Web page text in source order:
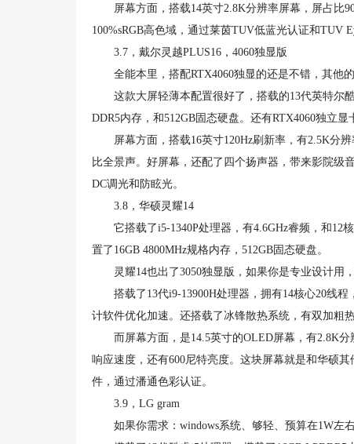
屏幕方面，搭载14英寸2.8K分辨率屏幕，屏占比
100%sRGB高色域，通过莱茵TUV低蓝光认证和TUV
3.7，戴尔灵越PLUS16，4060独显版
全能本里，搭配RTX4060独显的还是不错，其他的
这款大屏轻薄本配置很好了，搭载的13代英特尔酷
DDR5内存，和512GB固态硬盘。还有RTX4060独立
屏幕方面，搭载16英寸120Hz刷新率，有2.5K分辨
比全景声。好屏幕，还配了四个扬声器，带来影院级
DC调光和防眩光。
3.8，华硕灵耀14
它搭载了i5-1340P处理器，有4.6GHz睿频，和12
置了16GB 4800MHz规格内存，512GB固态硬盘。
灵耀14也出了3050独显版，如果你是专业设计用
搭载了13代i9-13900H处理器，拥有14核心20线程
计软件优化加速。还搭载了冰锋散热系统，有双加粗
而屏幕方面，是14.5英寸的OLED屏幕，有2.8K分
响应速度，还有600尼特亮度。这块屏幕就是和华硕
件，通过潘通色彩认证。
3.9，LG gram
如果你需求：windows系统、够轻、预算在1W左右